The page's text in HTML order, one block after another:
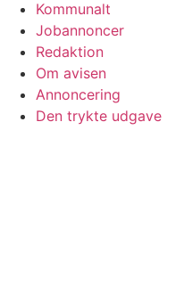
Kommunalt
Jobannoncer
Redaktion
Om avisen
Annoncering
Den trykte udgave